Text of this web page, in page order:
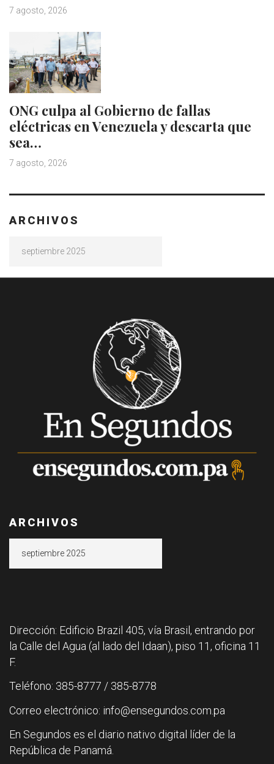
7 agosto, 2026
ONG culpa al Gobierno de fallas
eléctricas en Venezuela y descarta que
sea…
7 agosto, 2026
ARCHIVOS
ARCHIVOS
Dirección: Edificio Brazil 405, vía Brasil, entrando por
la Calle del Agua (al lado del Idaan), piso 11, oficina 11
F.
Teléfono: 385-8777 / 385-8778
Correo electrónico: info@ensegundos.com.pa
En Segundos es el diario nativo digital líder de la
República de Panamá.